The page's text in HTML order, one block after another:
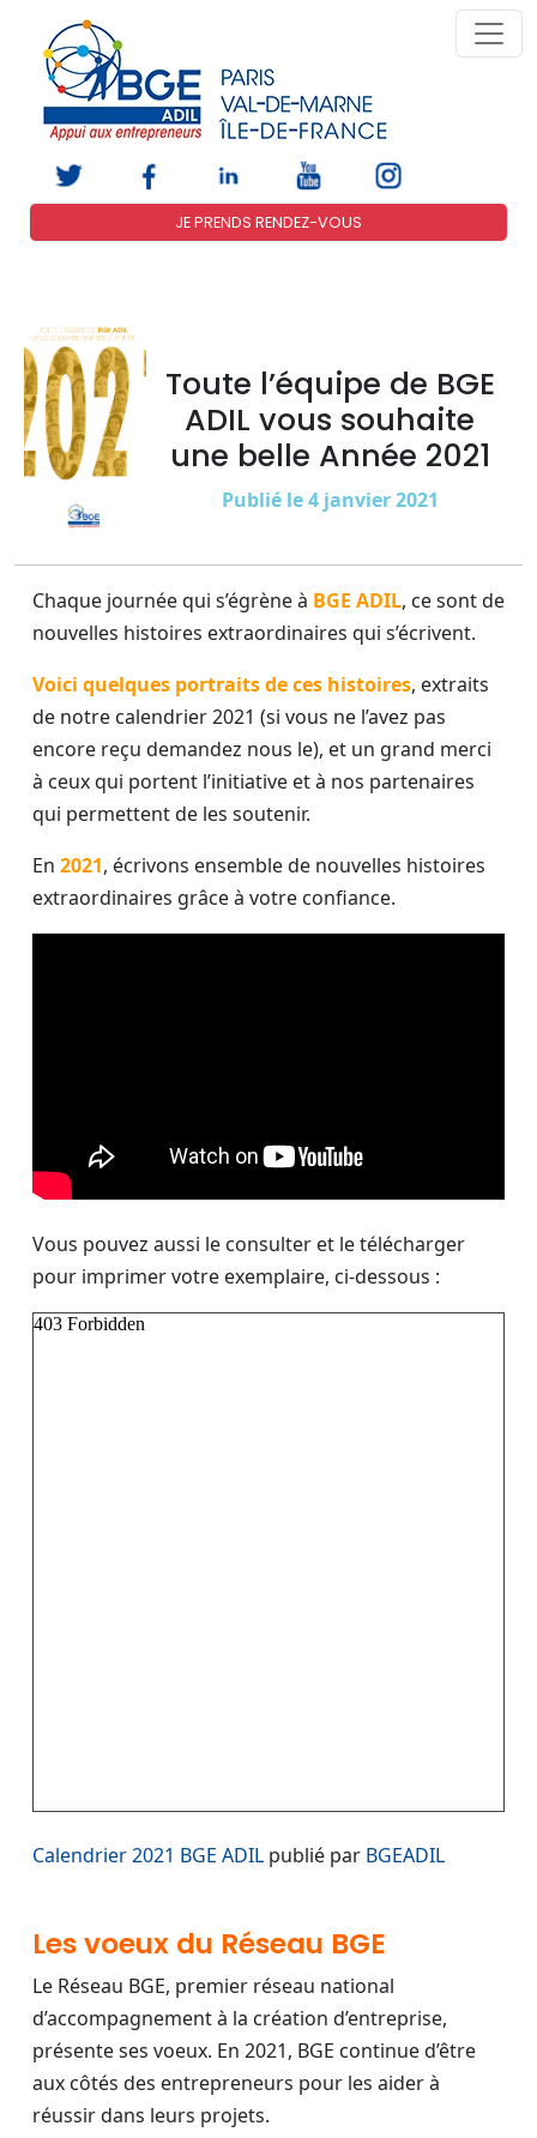
JE PRENDS RENDEZ-VOUS
Toute l’équipe de BGE
ADIL vous souhaite
une belle Année 2021
Publié le 4 janvier 2021
Chaque journée qui s’égrène à BGE ADIL, ce sont de
nouvelles histoires extraordinaires qui s’écrivent.
Voici quelques portraits de ces histoires, extraits
de notre calendrier 2021 (si vous ne l’avez pas
encore reçu demandez nous le), et un grand merci
à ceux qui portent l’initiative et à nos partenaires
qui permettent de les soutenir.
En 2021, écrivons ensemble de nouvelles histoires
extraordinaires grâce à votre confiance.
Vous pouvez aussi le consulter et le télécharger
pour imprimer votre exemplaire, ci-dessous :
Calendrier 2021 BGE ADIL publié par BGEADIL
Les voeux du Réseau BGE
Le Réseau BGE, premier réseau national
d’accompagnement à la création d’entreprise,
présente ses voeux. En 2021, BGE continue d’être
aux côtés des entrepreneurs pour les aider à
réussir dans leurs projets.